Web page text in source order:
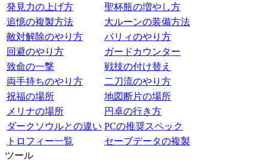
発見力の上げ方
聖杯瓶の増やし方
追憶の複製方法
大ルーンの装備方法
敵対解除のやり方
パリィのやり方
回避のやり方
ガードカウンター
致命の一撃
戦技の付け替え
両手持ちのやり方
二刀流のやり方
祝福の場所
地図断片の場所
メリナの場所
円卓の行き方
ダークソウルとの違い PCの推奨スペック
トロフィー一覧
セーブデータの複製
ツール